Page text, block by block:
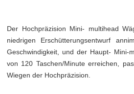
Der Hochpräzision Mini- multihead
niedrigen Erschütterungsentwurf
Geschwindigkeit, und der Haupt- Mini-
von 120 Taschen/Minute erreichen,
Wiegen der Hochpräzision.